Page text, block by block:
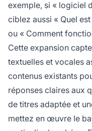
exemple, si « logiciel
ciblez aussi « Quel
ou « Comment
Cette expansion
textuelles et vocales
contenus existants
réponses claires aux
de titres adaptée et
mettez en œuvre le